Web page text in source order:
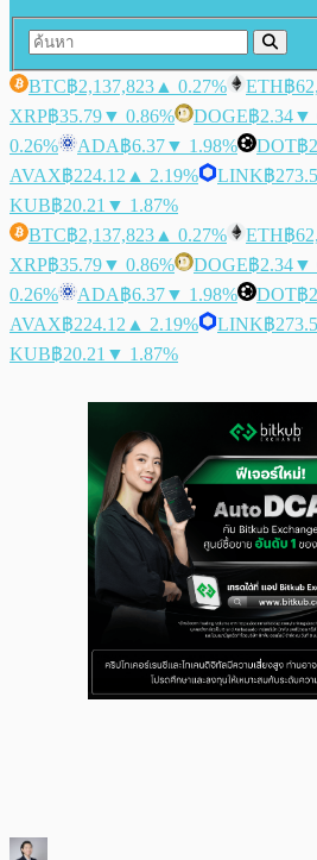
BTC฿2,137,823 ▲ 0.27% ETH฿
XRP฿35.79▼ 0.86% DOGE฿2.34▼
0.26%
ADA฿6.37▼ 1.98% DOT฿
AVAX฿224.12 ▲ 2.19% LINK฿
KUB฿20.21 ▼ 1.87%
BTC฿2,137,823 ▲ 0.27% ETH฿
XRP฿35.79▼ 0.86% DOGE฿2.34▼
0.26%
ADA฿6.37▼ 1.98% DOT฿
AVAX฿224.12 ▲ 2.19% LINK฿
KUB฿20.21 ▼ 1.87%